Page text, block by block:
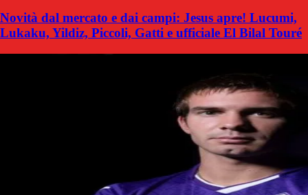
Novità dal mercato e dai campi: Jesus apre! Lucumi,
Lukaku, Yildiz, Piccoli, Gatti e ufficiale El Bilal Touré